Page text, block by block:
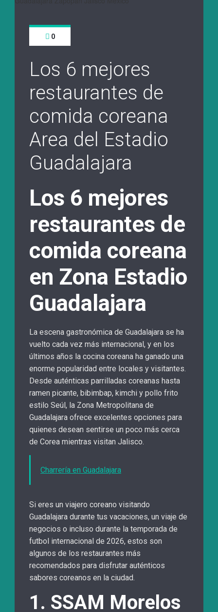
0
Los 6 mejores
restaurantes de
comida coreana
Area del Estadio
Guadalajara
Los 6 mejores
restaurantes de
comida coreana
en Zona Estadio
Guadalajara
La escena gastronómica de Guadalajara se ha
vuelto cada vez más internacional, y en los
últimos años la cocina coreana ha ganado una
enorme popularidad entre locales y visitantes.
Desde auténticas parrilladas coreanas hasta
ramen picante, bibimbap, kimchi y pollo frito
estilo Seúl, la Zona Metropolitana de
Guadalajara ofrece excelentes opciones para
quienes desean sentirse un poco más cerca
de Corea mientras visitan Jalisco.
Charrería en Guadalajara
Si eres un viajero coreano visitando
Guadalajara durante tus vacaciones, un viaje de
negocios o incluso durante la temporada de
futbol internacional de 2026, estos son
algunos de los restaurantes más
recomendados para disfrutar auténticos
sabores coreanos en la ciudad.
1. SSAM Morelos